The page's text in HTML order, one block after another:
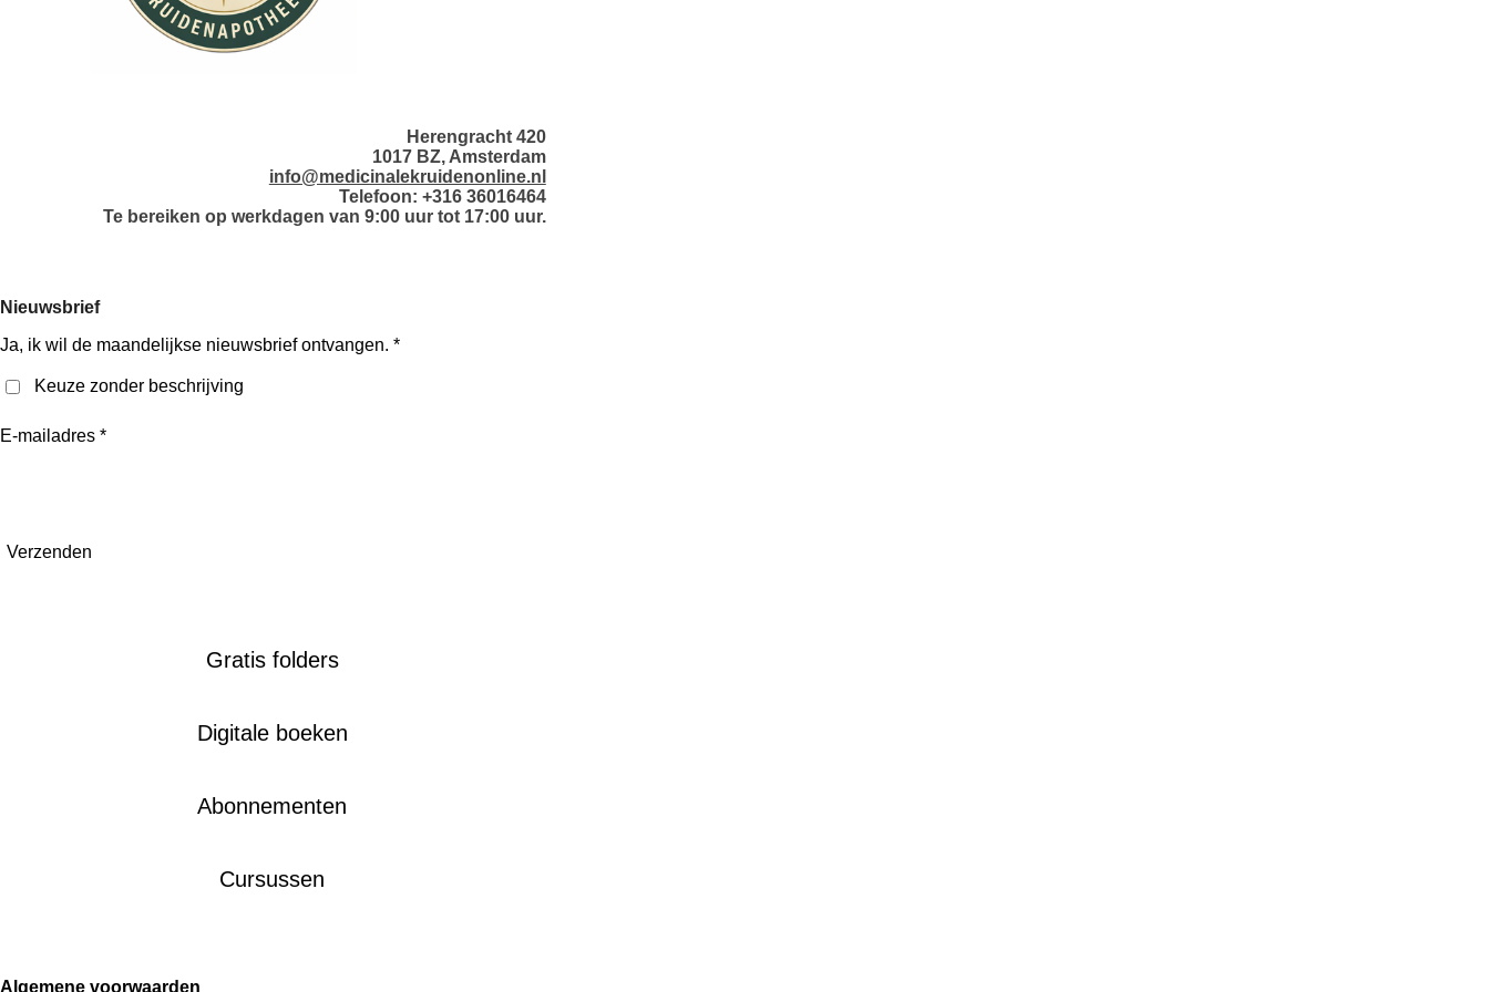
Herengracht 420
1017 BZ, Amsterdam
info@medicinalekruidenonline.nl
Telefoon: +316 36016464
Te bereiken op werkdagen van 9:00 uur tot 17:00 uur.
Nieuwsbrief
Ja, ik wil de maandelijkse nieuwsbrief ontvangen. *
Keuze zonder beschrijving
E-mailadres *
Verzenden
Gratis folders
Digitale boeken
Abonnementen
Cursussen
Algemene voorwaarden